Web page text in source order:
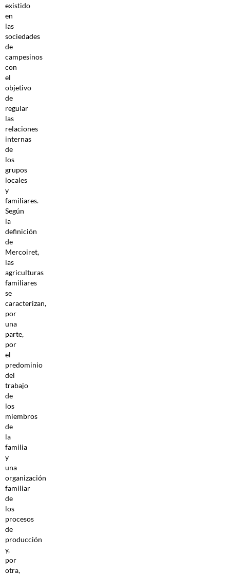
existido
en
las
sociedades
de
campesinos
con
el
objetivo
de
regular
las
relaciones
internas
de
los
grupos
locales
y
familiares.
Según
la
definición
de
Mercoiret,
las
agriculturas
familiares
se
caracterizan,
por
una
parte,
por
el
predominio
del
trabajo
de
los
miembros
de
la
familia
y
una
organización
familiar
de
los
procesos
de
producción
y,
por
otra,